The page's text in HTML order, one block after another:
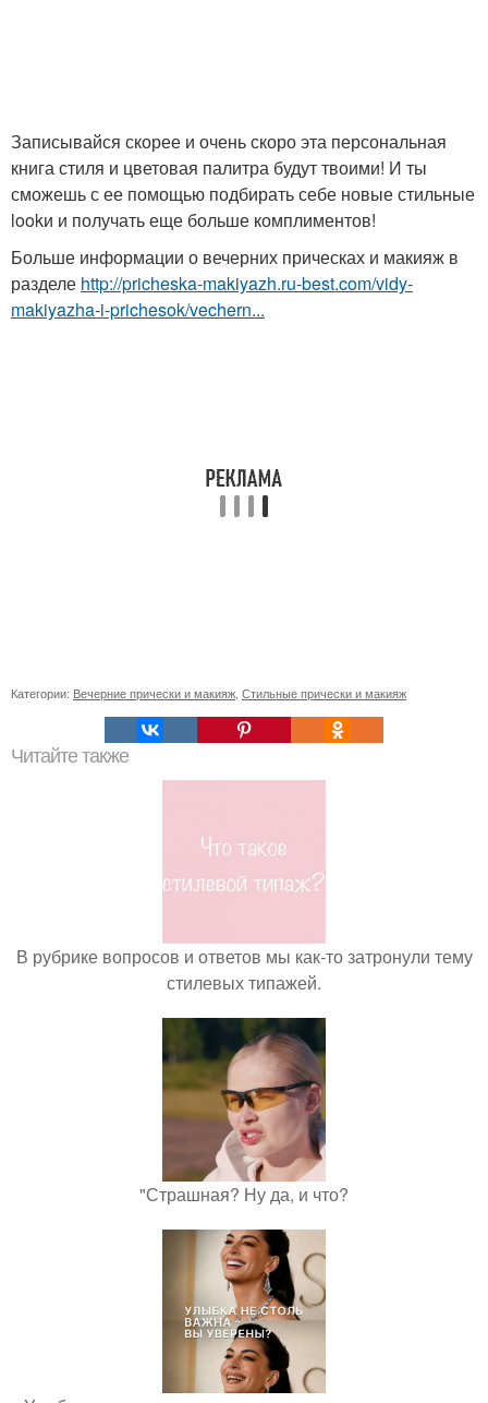
Записывайся скорее и очень скоро эта персональная
книга стиля и цветовая палитра будут твоими! И ты
сможешь с ее помощью подбирать себе новые стильные
lookи и получать еще больше комплиментов!
Больше информации о вечерних прическах и макияж в
разделе http://pricheska-makiyazh.ru-best.com/vidy-
makiyazha-i-prichesok/vechern...
Категории: Вечерние прически и макияж Стильные прически и макияж
Читайте также
В рубрике вопросов и ответов мы как-то затронули тему
стилевых типажей.
"Страшная? Ну да, и что?